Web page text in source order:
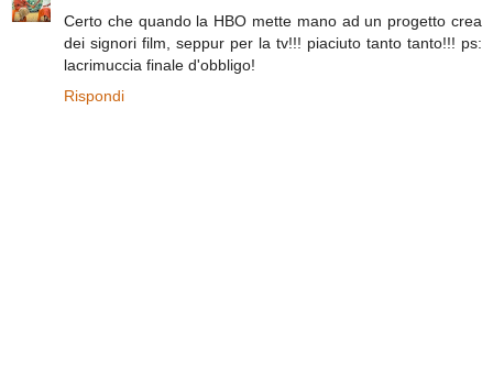
Certo che quando la HBO mette mano ad un progetto crea
dei signori film, seppur per la tv!!! piaciuto tanto tanto!!! ps:
lacrimuccia finale d'obbligo!
Rispondi